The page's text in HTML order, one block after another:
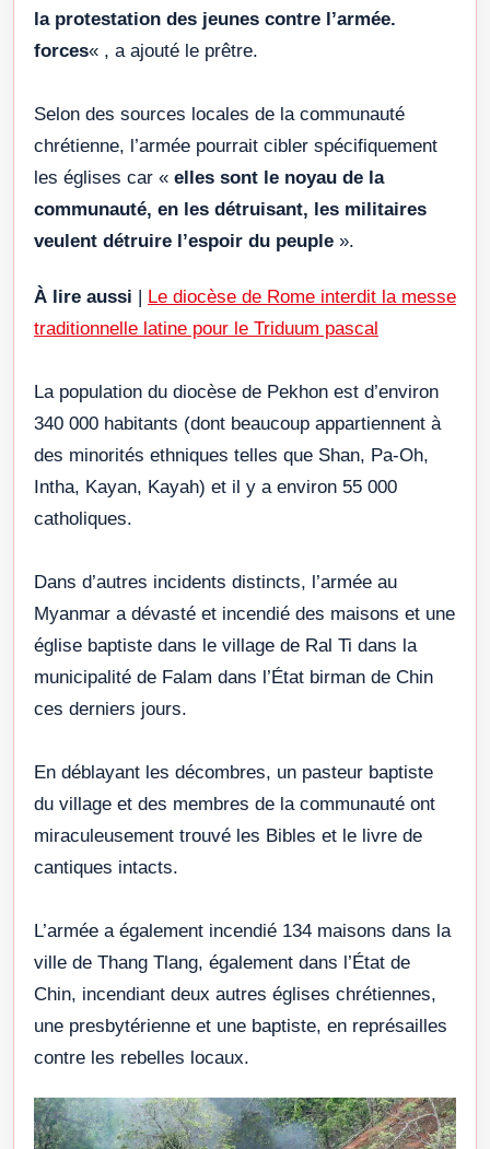
la protestation des jeunes contre l’armée.
forces« , a ajouté le prêtre.
Selon des sources locales de la communauté
chrétienne, l’armée pourrait cibler spécifiquement
les églises car « elles sont le noyau de la
communauté, en les détruisant, les militaires
veulent détruire l’espoir du peuple ».
À lire aussi | Le diocèse de Rome interdit la messe
traditionnelle latine pour le Triduum pascal
La population du diocèse de Pekhon est d’environ
340 000 habitants (dont beaucoup appartiennent à
des minorités ethniques telles que Shan, Pa-Oh,
Intha, Kayan, Kayah) et il y a environ 55 000
catholiques.
Dans d’autres incidents distincts, l’armée au
Myanmar a dévasté et incendié des maisons et une
église baptiste dans le village de Ral Ti dans la
municipalité de Falam dans l’État birman de Chin
ces derniers jours.
En déblayant les décombres, un pasteur baptiste
du village et des membres de la communauté ont
miraculeusement trouvé les Bibles et le livre de
cantiques intacts.
L’armée a également incendié 134 maisons dans la
ville de Thang Tlang, également dans l’État de
Chin, incendiant deux autres églises chrétiennes,
une presbytérienne et une baptiste, en représailles
contre les rebelles locaux.